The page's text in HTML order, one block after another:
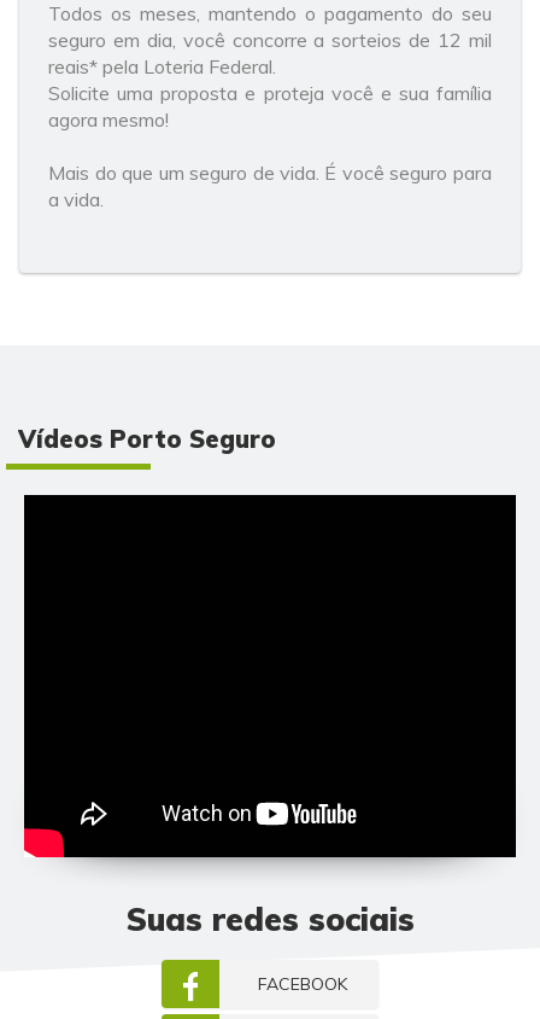
Todos os meses, mantendo o pagamento do seu
seguro em dia, você concorre a sorteios de 12 mil
reais* pela Loteria Federal.
Solicite uma proposta e proteja você e sua família
agora mesmo!
Mais do que um seguro de vida. É você seguro para
a vida.
Vídeos Porto Seguro
Suas redes sociais
FACEBOOK